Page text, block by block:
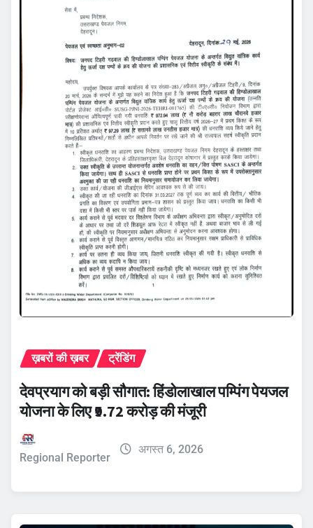
ख़बरों की ख़बर ट्रेंडिंग
देवप्रयाग को बड़ी सौगात: हिंडोलाखाल पम्पिंग पेयजल
योजना के लिए ₹9.72 करोड़ की मंजूरी
Regional Reporter
अगस्त 6, 2026